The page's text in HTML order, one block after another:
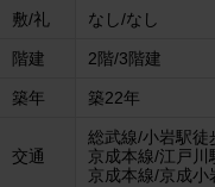
敷/礼 なし/なし
階建 2階/3階建
築年 築22年
交通
総武線/小岩駅徒
京成本線/江戸川
京成本線/京成小